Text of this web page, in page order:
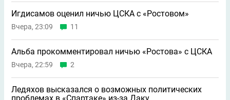
Игдисамов оценил ничью ЦСКА с «Ростовом»
Вчера, 23:09 11
Альба прокомментировал ничью «Ростова» с ЦСКА
Вчера, 22:59 2
Ледяхов высказался о возможных политических